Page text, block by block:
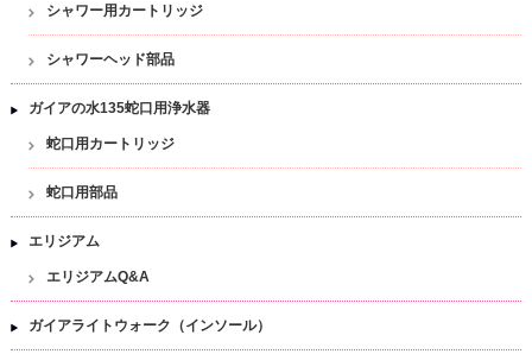
シャワー用カートリッジ
シャワーヘッド部品
ガイアの水135蛇口用浄水器
蛇口用カートリッジ
蛇口用部品
エリジアム
エリジアムQ&A
ガイアライトウォーク（インソール）